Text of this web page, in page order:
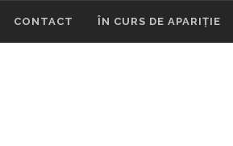
CONTACT ÎN CURS DE APARIȚIE